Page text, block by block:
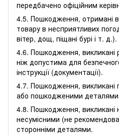
передбачено офіційним
4.5. Пошкодження, отримані
товару в несприятливих
вітер, дощ, піщані бурі і т. д.).
4.6. Пошкодження,
ніж допустима для
інструкції (документації).
4.7. Пошкодження, викликані
або пошкодженими
4.8. Пошкодження, викликані
несумісними (не
сторонніми деталями.